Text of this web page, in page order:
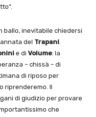
ballo, inevitabile chiedersi
del Trapani.
e di Volume: la
– chissà – di
di riposo per
riprenderemo. Il
di giudizio per provare
che